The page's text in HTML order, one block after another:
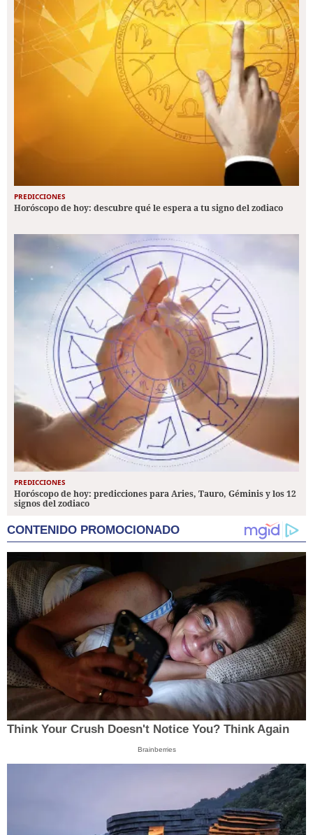
PREDICCIONES
Horóscopo de hoy: descubre qué le espera a tu signo del zodiaco
PREDICCIONES
Horóscopo de hoy: predicciones para Aries, Tauro, Géminis y los 12
signos del zodiaco
CONTENIDO PROMOCIONADO
Think Your Crush Doesn't Notice You? Think Again
Brainberries